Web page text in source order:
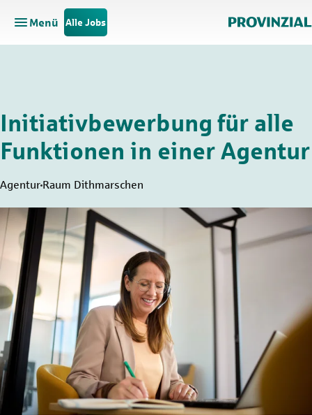
Zum Hauptinhalt springen
Zur Navigation springen
Menü
Hauptnavigation öffnen
Alle Jobs
Initiativbewerbung für alle
Funktionen in einer Agentur
Agentur Raum Dithmarschen